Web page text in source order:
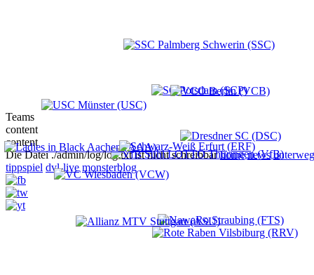
Teams
content
content
Die Datei ./admin/log/log.txt ist nicht schreibbarhome news
tippspiel dvl-live monsterblog